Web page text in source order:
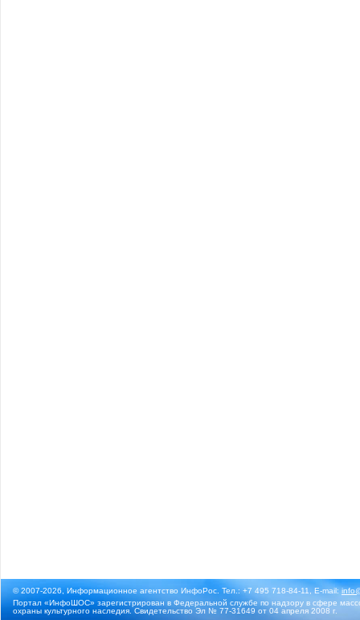
© 2007-2026, Информационное агентство ИнфоРос. Тел.: +7 495 718-84-11, E-mail:
Портал «ИнфоШОС» зарегистрирован в Федеральной службе по надзору в сфере
охраны культурного наследия. Свидетельство Эл № 77-31649 от 04 апреля 2008 г.